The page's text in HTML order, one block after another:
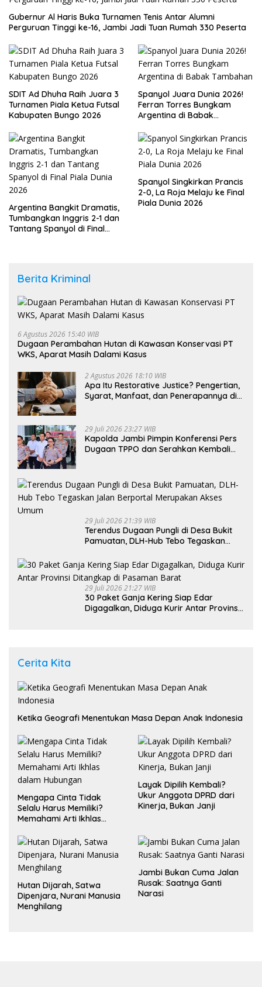
Gubernur Al Haris Buka Turnamen Tenis Antar Alumni
Perguruan Tinggi ke-16, Jambi Jadi Tuan Rumah 330 Peserta
SDIT Ad Dhuha Raih Juara 3
Turnamen Piala Ketua Futsal
Kabupaten Bungo 2026
Spanyol Juara Dunia 2026!
Ferran Torres Bungkam
Argentina di Babak
Argentina Bangkit Dramatis,
Tumbangkan Inggris 2-1 dan
Tantang Spanyol di Final
Spanyol Singkirkan Prancis
2-0, La Roja Melaju ke Final
Piala Dunia 2026
Berita Kriminal
6 Agustus 2026 15:40 WIB
Dugaan Perambahan Hutan di Kawasan Konservasi PT
WKS, Aparat Masih Dalami Kasus
2 Agustus 2026 18:10 WIB
Apa Itu Restorative Justice? Pengertian,
Syarat, Manfaat, dan Penerapannya di
29 Juli 2026 23:27 WIB
Kapolda Jambi Pimpin Konferensi Pers
Dugaan TPPO dan Serahkan Kembali
29 Juli 2026 21:39 WIB
Terendus Dugaan Pungli di Desa Bukit
Pamuatan, DLH-Hub Tebo Tegaskan
Umum
29 Juli 2026 21:27 WIB
30 Paket Ganja Kering Siap Edar
Digagalkan, Diduga Kurir Antar Provinsi
Cerita Kita
Ketika Geografi Menentukan Masa Depan Anak Indonesia
Mengapa Cinta Tidak
Selalu Harus Memiliki?
Memahami Arti Ikhlas
Layak Dipilih Kembali?
Ukur Anggota DPRD dari
Kinerja, Bukan Janji
Hutan Dijarah, Satwa
Dipenjara, Nurani Manusia
Menghilang
Jambi Bukan Cuma Jalan
Rusak: Saatnya Ganti
Narasi